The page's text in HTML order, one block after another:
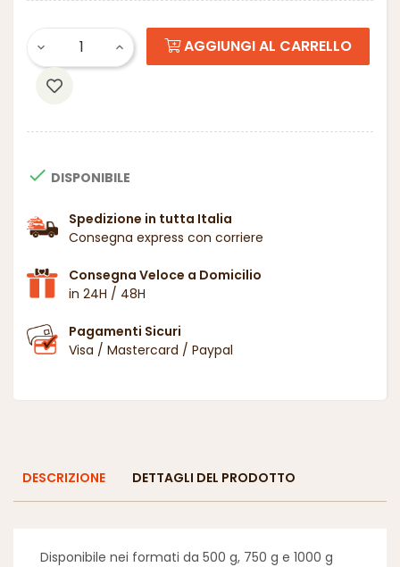
AGGIUNGI AL CARRELLO
 DISPONIBILE
Spedizione in tutta Italia
Consegna express con corriere
Consegna Veloce a Domicilio
in 24H / 48H
Pagamenti Sicuri
Visa / Mastercard / Paypal
DESCRIZIONE DETTAGLI DEL PRODOTTO
Disponibile nei formati da 500 g, 750 g e 1000 g